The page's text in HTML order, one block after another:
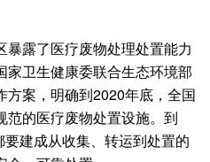
露了医疗废物处理处置能力
卫生健康委联合生态环境部
方案，明确到2020年底，全国
范的医疗废物处置设施。到
建成从收集、转运到处置的